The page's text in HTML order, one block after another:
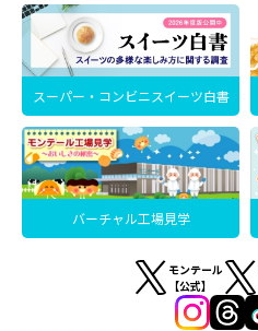
スーパー・コンビニスイーツ白書
バーチャル工場見学
モンテール
【公式】